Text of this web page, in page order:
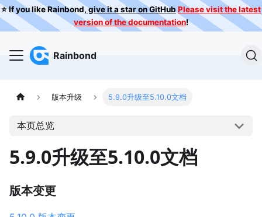
⭐️ If you like Rainbond,give it a star on GitHub Please visit the latest
version of the documentation!
Rainbond
版本升级 5.9.0升级至5.10.0文档
本页总览
5.9.0升级至5.10.0文档
版本变更